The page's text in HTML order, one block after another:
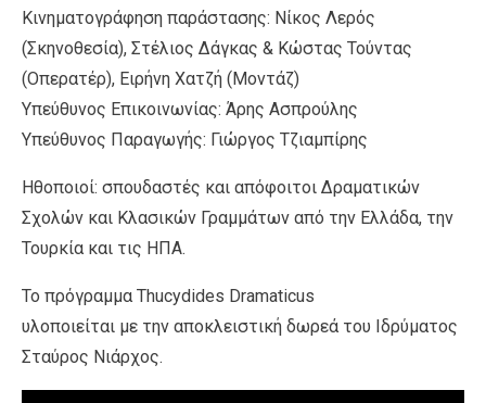
Κινηματογράφηση παράστασης: Νίκος Λερός
(Σκηνοθεσία), Στέλιος Δάγκας & Κώστας Τούντας
(Οπερατέρ), Ειρήνη Χατζή (Μοντάζ)
Υπεύθυνος Επικοινωνίας: Άρης Ασπρούλης
Υπεύθυνος Παραγωγής: Γιώργος Τζιαμπίρης
Ηθοποιοί: σπουδαστές και απόφοιτοι Δραματικών
Σχολών και Κλασικών Γραμμάτων από την Ελλάδα, την
Τουρκία και τις ΗΠΑ.
Το πρόγραμμα Thucydides Dramaticus
υλοποιείται με την αποκλειστική δωρεά του Ιδρύματος
Σταύρος Νιάρχος.